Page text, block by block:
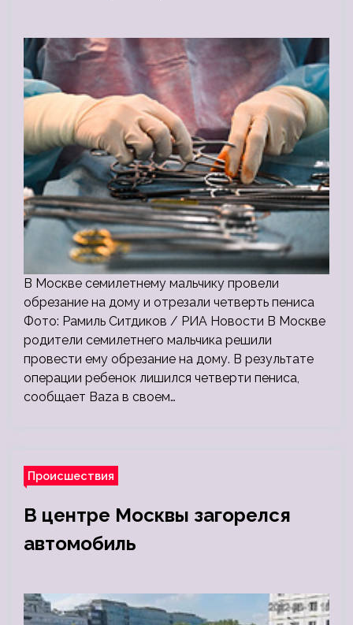
В Москве семилетнему мальчику провели
обрезание на дому и отрезали четверть пениса
Фото: Рамиль Ситдиков / РИА Новости В Москве
родители семилетнего мальчика решили
провести ему обрезание на дому. В результате
операции ребенок лишился четверти пениса,
сообщает Baza в своем…
Происшествия
В центре Москвы загорелся
автомобиль